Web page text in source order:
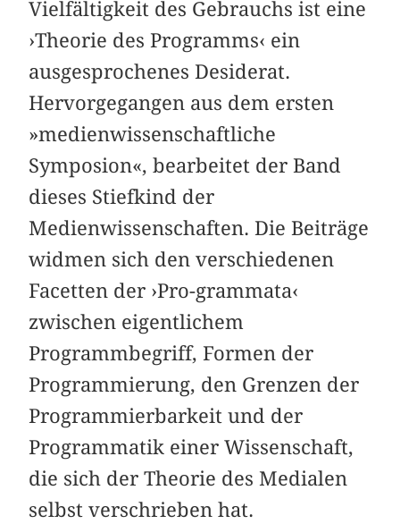
Vielfältigkeit des Gebrauchs ist eine
›Theorie des Programms‹ ein
ausgesprochenes Desiderat.
Hervorgegangen aus dem ersten
»medienwissenschaftliche
Symposion«, bearbeitet der Band
dieses Stiefkind der
Medienwissenschaften. Die Beiträge
widmen sich den verschiedenen
Facetten der ›Pro-grammata‹
zwischen eigentlichem
Programmbegriff, Formen der
Programmierung, den Grenzen der
Programmierbarkeit und der
Programmatik einer Wissenschaft,
die sich der Theorie des Medialen
selbst verschrieben hat.